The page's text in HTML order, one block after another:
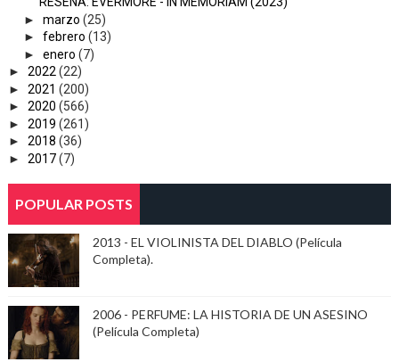
► marzo (25)
► febrero (13)
► enero (7)
► 2022 (22)
► 2021 (200)
► 2020 (566)
► 2019 (261)
► 2018 (36)
► 2017(7)
POPULAR POSTS
2013 - EL VIOLINISTA DEL DIABLO (Película
Completa).
2006 - PERFUME: LA HISTORIA DE UN ASESINO
(Película Completa)